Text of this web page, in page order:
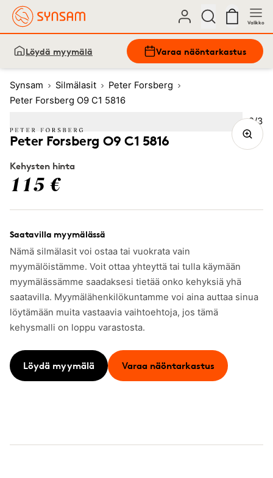
Valikko
Löydä myymälä Varaa näöntarkastus
Synsam Silmälasit
Peter Forsberg
Peter Forsberg O9 C1 5816
Peter Forsberg O9 C1 5816
Kehysten hinta
115 €
Saatavilla myymälässä
Nämä silmälasit voi ostaa tai vuokrata vain
myymälöistämme. Voit ottaa yhteyttä tai tulla käymään
myymälässämme saadaksesi tietää onko kehyksiä yhä
saatavilla. Myymälähenkilökuntamme voi aina auttaa sinua
löytämään muita vastaavia vaihtoehtoja, jos tämä
kehysmalli on loppu varastosta.
Löydä myymälä Varaa näöntarkastus
Kuva
2/3
Image1 3